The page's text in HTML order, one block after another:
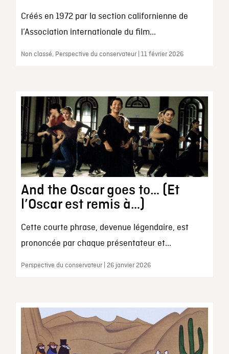
Créés en 1972 par la section californienne de
l’Association internationale du film...
Non classé, Perspective du conservateur | 11 février 2026
And the Oscar goes to… (Et
l’Oscar est remis à…)
Cette courte phrase, devenue légendaire, est
prononcée par chaque présentateur et...
Perspective du conservateur | 26 janvier 2026